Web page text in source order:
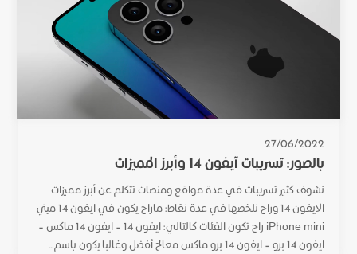
27/06/2022
بالصور: تسريبات آيفون 14 وأبرز المميزات
نشوف كثير تسريبات في عدة مواقع ومنصات تتكلم عن أبرز مميزات
الايفون 14 وراح نلخصها في عدة نقاط: ماراح يكون في ايفون 14 ميني
iPhone mini راح تكون الفئات كالتالي: ايفون 14 – ايفون 14 ماكس –
ايفون 14 برو – ايفون 14 برو ماكس معالج أفضل وغالبا يكون باسم...